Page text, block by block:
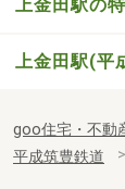
上金田駅の
上金田駅(平
goo住宅・不動
平成筑豊鉄道